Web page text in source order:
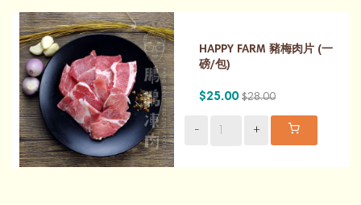
HAPPY FARM 豬梅肉片 (一
磅/包)
$25.00 $28.00
- +